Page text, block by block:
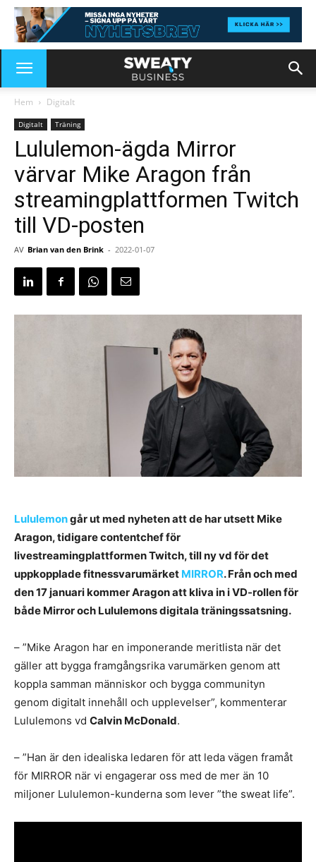
Hem Digitalt
Digitalt Träning
Lululemon-ägda Mirror
värvar Mike Aragon från
streamingplattformen Twitch
till VD-posten
AV Brian van den Brink - 2022-01-07
Lululemongår ut med nyheten att de har utsett Mike
Aragon, tidigare contentchef för
livestreamingplattformen Twitch, till ny vd för det
uppkopplade fitnessvarumärket MIRROR. Från och med
den 17 januari kommer Aragon att kliva in i VD-rollen för
både Mirror och Lululemons digitala träningssatsning.
– ”Mike Aragon har en imponerande meritlista när det
gäller att bygga framgångsrika varumärken genom att
koppla samman människor och bygga communityn
genom digitalt innehåll och upplevelser”, kommenterar
Lululemons vd Calvin McDonald.
– ”Han är den idealiska ledaren för att leda vägen framåt
för MIRROR när vi engagerar oss med de mer än 10
miljoner Lululemon-kunderna som lever ”the sweat life”.